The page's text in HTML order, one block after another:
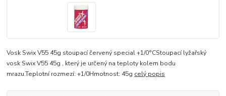
Vosk Swix V55 45g stoupací červený special +1/0°CStoupací lyžařský
vosk Swix V55 45g , který je určený na teploty kolem bodu
mrazu.Teplotní rozmezí: +1/0Hmotnost: 45g celý popis